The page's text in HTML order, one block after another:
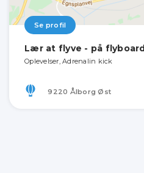
Se profil
Lær at flyve - på flyboard
Oplevelser, Adrenalin kick
9220 Ålborg Øst